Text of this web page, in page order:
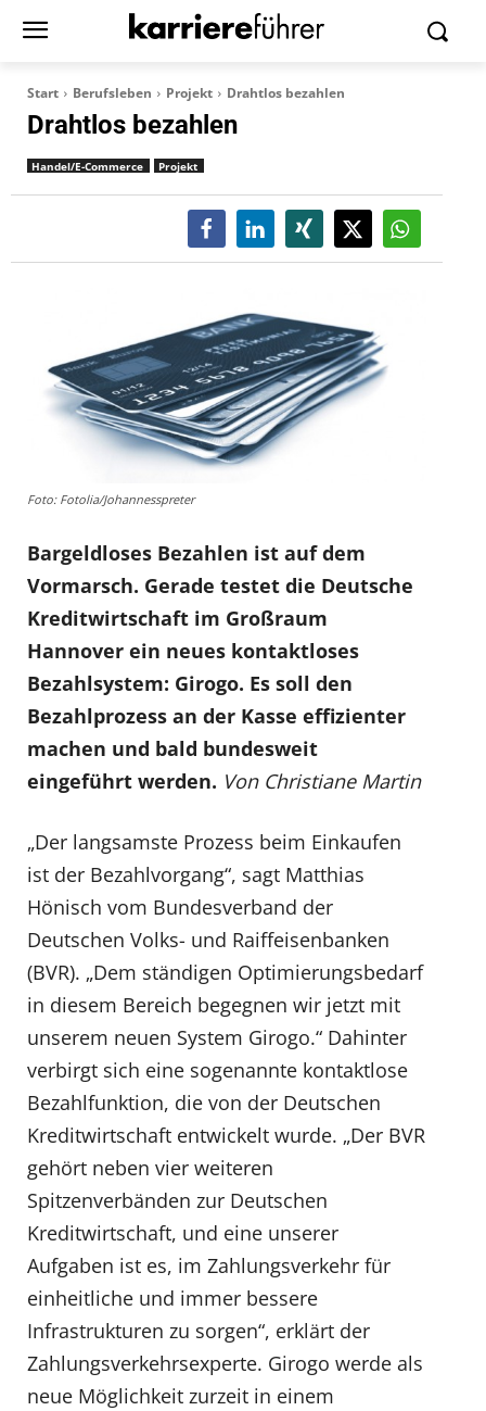
Start Berufsleben Projekt Drahtlos bezahlen
Drahtlos bezahlen
Handel/E-Commerce Projekt
Foto: Fotolia/Johannesspreter
Bargeldloses Bezahlen ist auf dem
Vormarsch. Gerade testet die Deutsche
Kreditwirtschaft im Großraum
Hannover ein neues kontaktloses
Bezahlsystem: Girogo. Es soll den
Bezahlprozess an der Kasse effizienter
machen und bald bundesweit
eingeführt werden. Von Christiane Martin
„Der langsamste Prozess beim Einkaufen
ist der Bezahlvorgang“, sagt Matthias
Hönisch vom Bundesverband der
Deutschen Volks- und Raiffeisenbanken
(BVR). „Dem ständigen Optimierungsbedarf
in diesem Bereich begegnen wir jetzt mit
unserem neuen System Girogo.“ Dahinter
verbirgt sich eine sogenannte kontaktlose
Bezahlfunktion, die von der Deutschen
Kreditwirtschaft entwickelt wurde. „Der BVR
gehört neben vier weiteren
Spitzenverbänden zur Deutschen
Kreditwirtschaft, und eine unserer
Aufgaben ist es, im Zahlungsverkehr für
einheitliche und immer bessere
Infrastrukturen zu sorgen“, erklärt der
Zahlungsverkehrsexperte. Girogo werde als
neue Möglichkeit zurzeit in einem